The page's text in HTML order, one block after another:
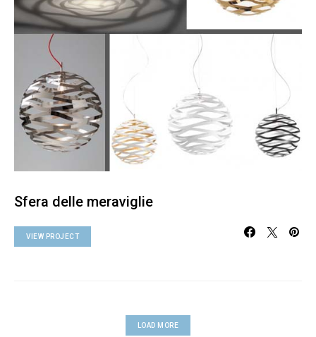
Sfera delle meraviglie
VIEW PROJECT
LOAD MORE